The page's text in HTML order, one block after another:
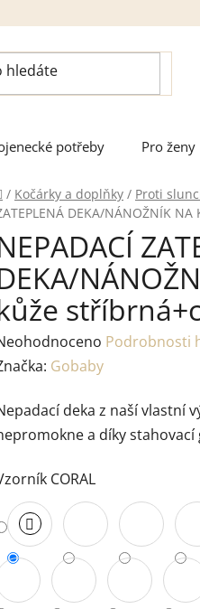
potřeby Pro ženy
Domů
/ Kočárky a doplňky / Proti
DEKA/NÁNOŽNÍK
hvězdiček.
Podrobnosti
Gobaby
deka z naší vlastní
a díky
CORAL